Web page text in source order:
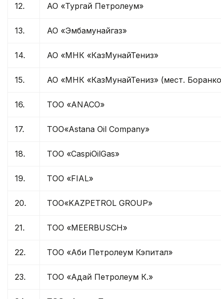
12. АО «Тургай Петролеум»
13. АО «Эмбамунайгаз»
14. АО «МНК «КазМунайТениз»
15. АО «МНК «КазМунайТениз» (мест.
16. ТОО «ANACO»
17. ТОО«Astana Oil Company»
18. ТОО «CaspiOilGas»
19. ТОО «FIAL»
20. ТОО«KAZPETROL GROUP»
21. ТОО «MEERBUSCH»
22. ТОО «Аби Петролеум Кэпитал»
23. ТОО «Адай Петролеум К.»